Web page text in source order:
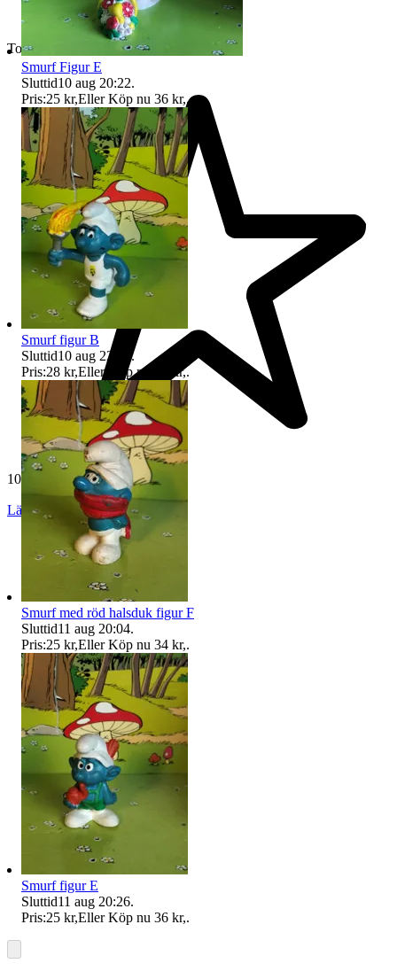
Toppsäljare
10 796 omdömen
Läs omdömen Följ
Smurf Figur E
Sluttid10 aug 20:22.
Pris:25 kr,Eller Köp nu 36 kr,.
Smurf figur B
Sluttid10 aug 22:31 .
Pris:28 kr,Eller Köp nu 39 kr,.
Smurf med röd halsduk figur F
Sluttid11 aug 20:04.
Pris:25 kr,Eller Köp nu 34 kr,.
Smurf figur E
Sluttid11 aug 20:26.
Pris:25 kr,Eller Köp nu 36 kr,.